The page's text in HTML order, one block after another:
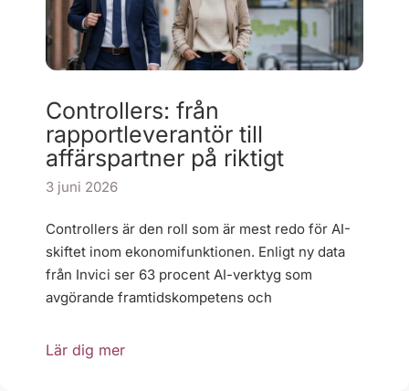
Controllers: från
rapportleverantör till
affärspartner på riktigt
3 juni 2026
Controllers är den roll som är mest redo för AI-
skiftet inom ekonomifunktionen. Enligt ny data
från Invici ser 63 procent AI-verktyg som
avgörande framtidskompetens och
Lär dig mer